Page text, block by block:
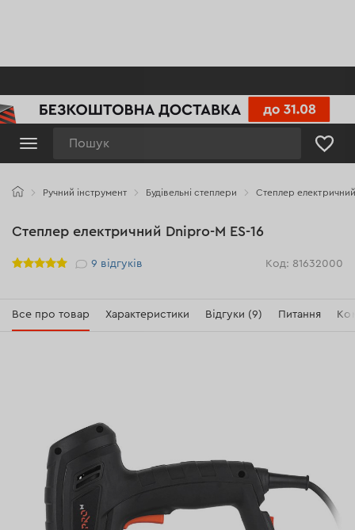
Ручний інструмент Будівельні степлери Степлер
Степлер електричний Dnipro-M ES-16
Рейтинг 9 відгуків Код: 81632000
Все про товар Характеристики Відгуки (9) Питання